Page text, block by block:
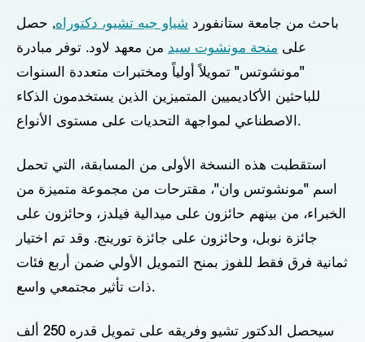
باحث من جامعة ستانفورد شياو جيه تشيو، دكتوراه, حصل
على منحة مونشوت سيد من معهد لاود. توفر مبادرة
"مونشوتس" تمويلاً أولياً ومختبرات متعددة السنوات
للباحثين الأكاديميين المتميزين الذين يستخدمون الذكاء
الاصطناعي لمواجهة التحديات على مستوى الأنواع.
استقطبت هذه النسخة الأولى من المسابقة، التي تحمل
اسم "مونشوتس وان"، مقترحات من مجموعة متميزة من
الخبراء، من بينهم حائزون على ميدالية فيلدز، وحائزون على
جائزة نوبل، وحائزون على جائزة تورينج. وقد تم اختيار
ثمانية فرق فقط للفوز بمنح التمويل الأولي ضمن أربع فئات
ذات تأثير مجتمعي واسع.
سيحصل الدكتور تشيو وفريقه على تمويل قدره 250 ألف